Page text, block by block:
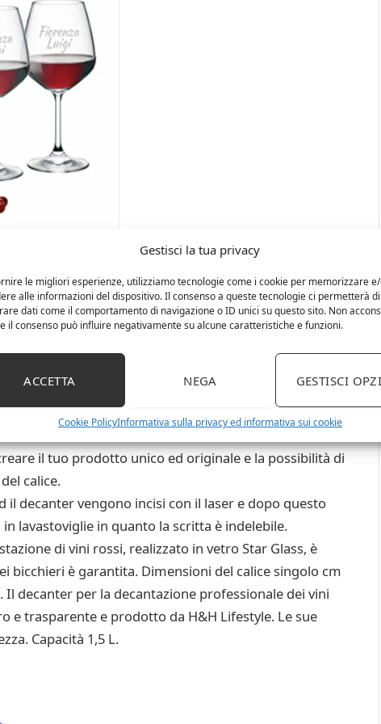
Gestisci la tua privacy
le migliori esperienze, utilizziamo tecnologie come i cookie per memorizzare
alle informazioni del dispositivo. Il consenso a queste tecnologie ci permetterà di
dati come il comportamento di navigazione o ID unici su questo sito. Non
il consenso può influire negativamente su alcune caratteristiche e funzioni.
ACCETTA NEGA GESTISCI
Cookie PolicyInformativa sulla privacy ed informativa sui cookie
il decanter con uno o due nomi ed una data a tua
il tuo prodotto unico ed originale e la possibilità di
calice.
il decanter vengono incisi con il laser e dopo questo
lavastoviglie in quanto la scritta è indelebile.
di vini rossi, realizzato in vetro Star Glass, è
bicchieri è garantita. Dimensioni del calice singolo cm
Il decanter per la decantazione professionale dei vini
e trasparente e prodotto da H&H Lifestyle. Le sue
Capacità 1,5 L.